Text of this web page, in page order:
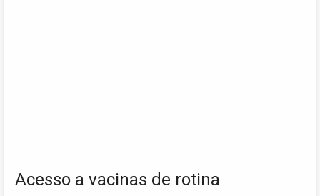
Acesso a vacinas de rotina